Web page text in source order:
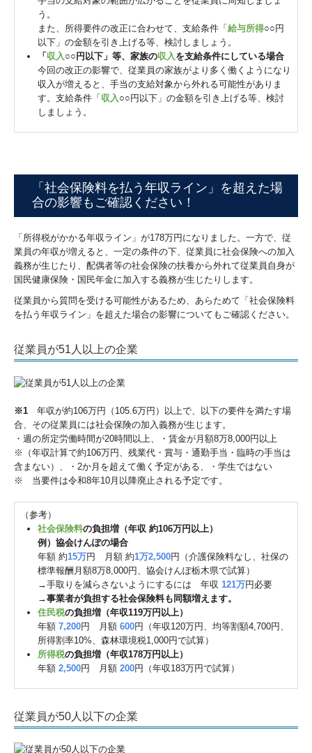
う。
また、所得要件の改正に合わせて、支給条件「 給与所得○○円
以下」の金額を引き上げる等、検討しましょう。
「 収入○○円以下」等、家族の収入を支給条件にしている場合
今回の改正の影響で、従業員の家族がより多く働くようになり
収入が増えると、手当の支給対象から外れる可能性がありま
す。支給条件「 収入○○円以下」の金額を引き上げる等、検討
しましょう。
「社会保険料を払う年収ライン」を超えた場
合の影響もご確認ください！
「所得税がかかる年収ライン」が178万円になりました。一方で、従
業員の年収が増えると、一定の条件の下、従業員に社会保険への加入
義務が生じたり、配偶者等の社会保険の扶養から外れて従業員自身が
国民健康保険・国民年金に加入する義務が生じたりします。
従業員から質問を受ける可能性があるため、あらためて「社会保険料
を払う年収ライン」を超えた場合の影響についてもご確認ください。
従業員が51人以上の企業
※1 年収が約106万円（105.6万円）以上で、以下の要件を満たす場
合、その従業員には社会保険の加入義務が生じます。
・週の所定労働時間が20時間以上、・賃金が月額8万8,000円以上
※（年収計算で約106万円、残業代・賞与・通勤手当・臨時の手当は
含まない）、・2か月を超えて働く予定がある、・学生ではない
※ 当要件は令和8年10月以降廃止される予定です。
（参考）
社会保険料の負担増（年収 約106万円以上）
例）協会けんぽの場合
年額 約15万円 月額 約1万2,500円（介護保険料なし、社保の
標準報酬月額8万8,000円、協会けんぽ栃木県で試算）
→手取りを減らさないようにするには 年収 121万円必要
→事業者が負担する社会保険料も同額増えます。
住民税の負担増（年収119万円以上）
年額 7,200円 月額 600円（年収120万円、均等割額4,700円、
所得割率10%、森林環境税1,000円で試算）
所得税の負担増（年収178万円以上）
年額 2,500円 月額 200円（年収183万円で試算）
従業員が50人以下の企業